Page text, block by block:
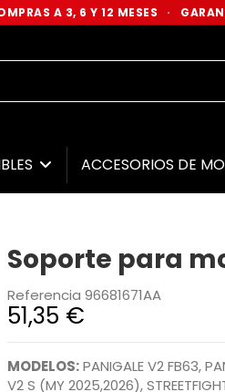
A 3, 6 Y 12 MESES ·
ACCESORIOS DE
Soporte para
Referencia 96681671AA
51,35 €
MODELOS:PANIGALE V2 FB63,
V2 S (MY 2025,2026),